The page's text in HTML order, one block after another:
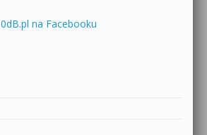
0dB.pl na Facebooku